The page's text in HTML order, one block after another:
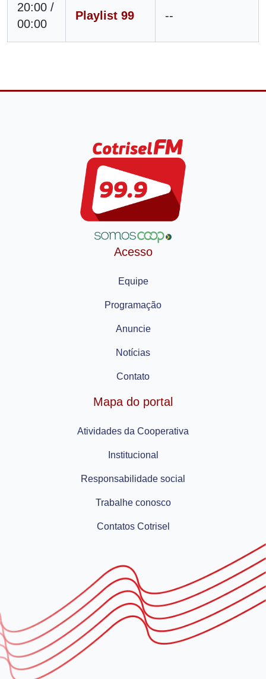
20:00 /
00:00
Playlist 99 --
Acesso
Equipe
Programação
Anuncie
Notícias
Contato
Mapa do portal
Atividades da Cooperativa
Institucional
Responsabilidade social
Trabalhe conosco
Contatos Cotrisel